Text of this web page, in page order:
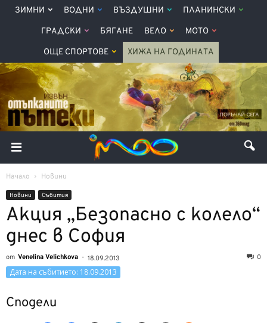
ЗИМНИ ВОДНИ ВЪЗДУШНИ ПЛАНИНСКИ
ГРАДСКИ БЯГАНЕ ВЕЛО МОТО
ОЩЕ СПОРТОВЕ ХИЖА НА ГОДИНАТА
Начало Новини
Новини Събития
Акция „Безопасно с колело“
днес в София
от Venelina Velichkova - 18.09.2013 0
Дата на събитието: 18.09.2013
Сподели